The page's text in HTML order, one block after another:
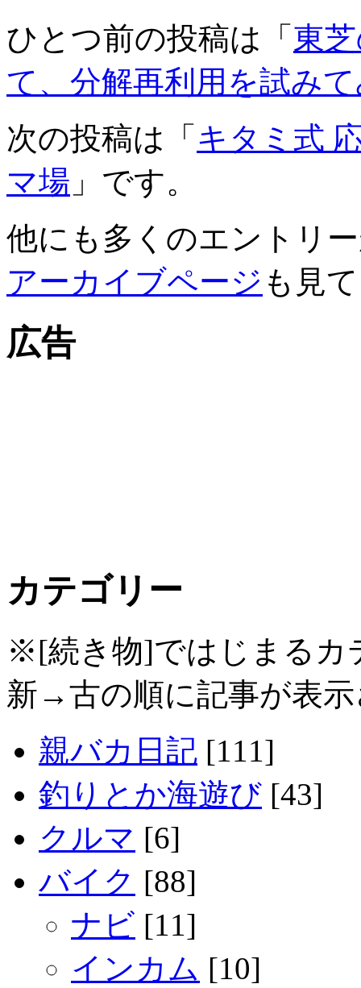
ひとつ前の投稿は「 東
て、分解再利用を試み
次の投稿は「 キタミ式
マ場 」です。
他にも多くのエントリ
アーカイブページ も見
広告
カテゴリー
※[続き物]ではじまるカ
新→古の順に記事が表
親バカ日記 [111]
釣りとか海遊び [43]
クルマ [6]
バイク [88]
ナビ [11]
インカム [10]